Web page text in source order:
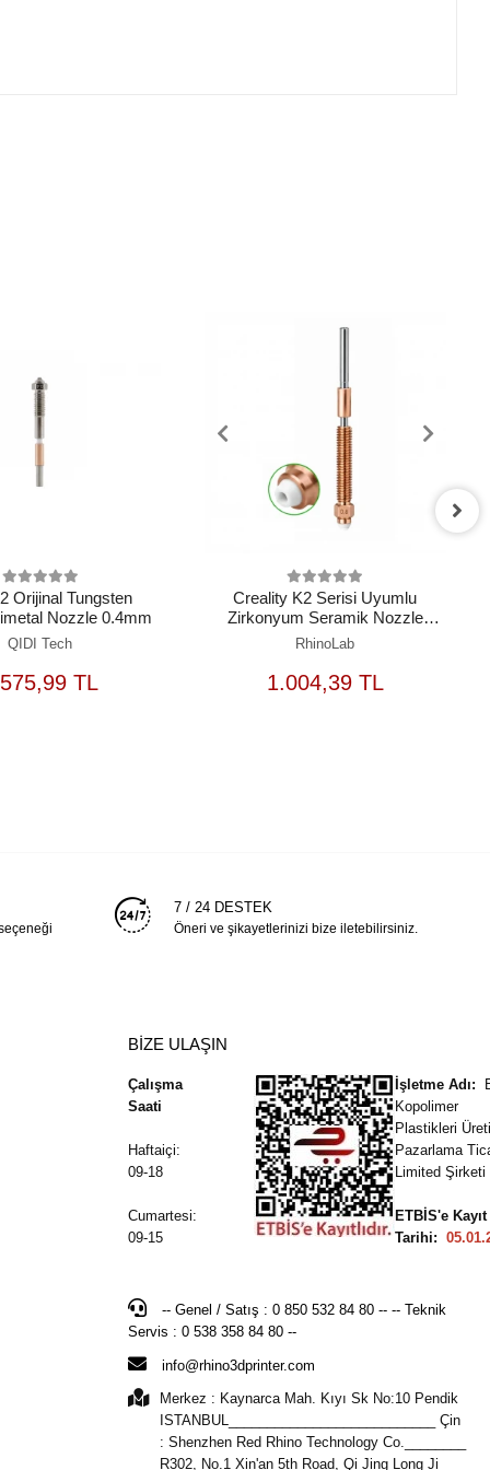
Orijinal Tungsten
Nozzle 0.4mm
QIDI Tech
TL
SEPETE
EKLE
Creality K2 Serisi Uyumlu
Zirkonyum Seramik Nozzle
0.8mm
RhinoLab
1.004,39 TL
SEPETE
EKLE
7 / 24 DESTEK
Öneri ve şikayetlerinizi bize iletebilirsiniz.
BİZE ULAŞIN
Çalışma
Saati
Haftaiçi:
09-18
Cumartesi:
09-15
İşletme Adı:
Kopolimer
Plastikleri
Pazarlama
Limited Şirketi
ETBİS'e Kayıt
Tarihi:
-- Genel / Satış : 0 850 532 84 80 -- -- Teknik
Servis : 0 538 358 84 80 --
info@rhino3dprinter.com
Merkez : Kaynarca Mah. Kıyı Sk No:10 Pendik
ISTANBUL___________________________ Çin
: Shenzhen Red Rhino Technology Co.________
R302, No.1 Xin'an 5th Road, Qi Jing Long Ji